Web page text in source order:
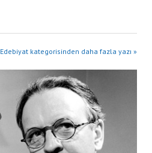
Edebiyat kategorisinden daha fazla yazı »